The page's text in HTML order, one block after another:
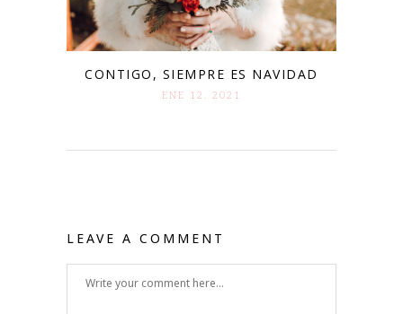
CONTIGO, SIEMPRE ES NAVIDAD
ENE 12. 2021
LEAVE A COMMENT